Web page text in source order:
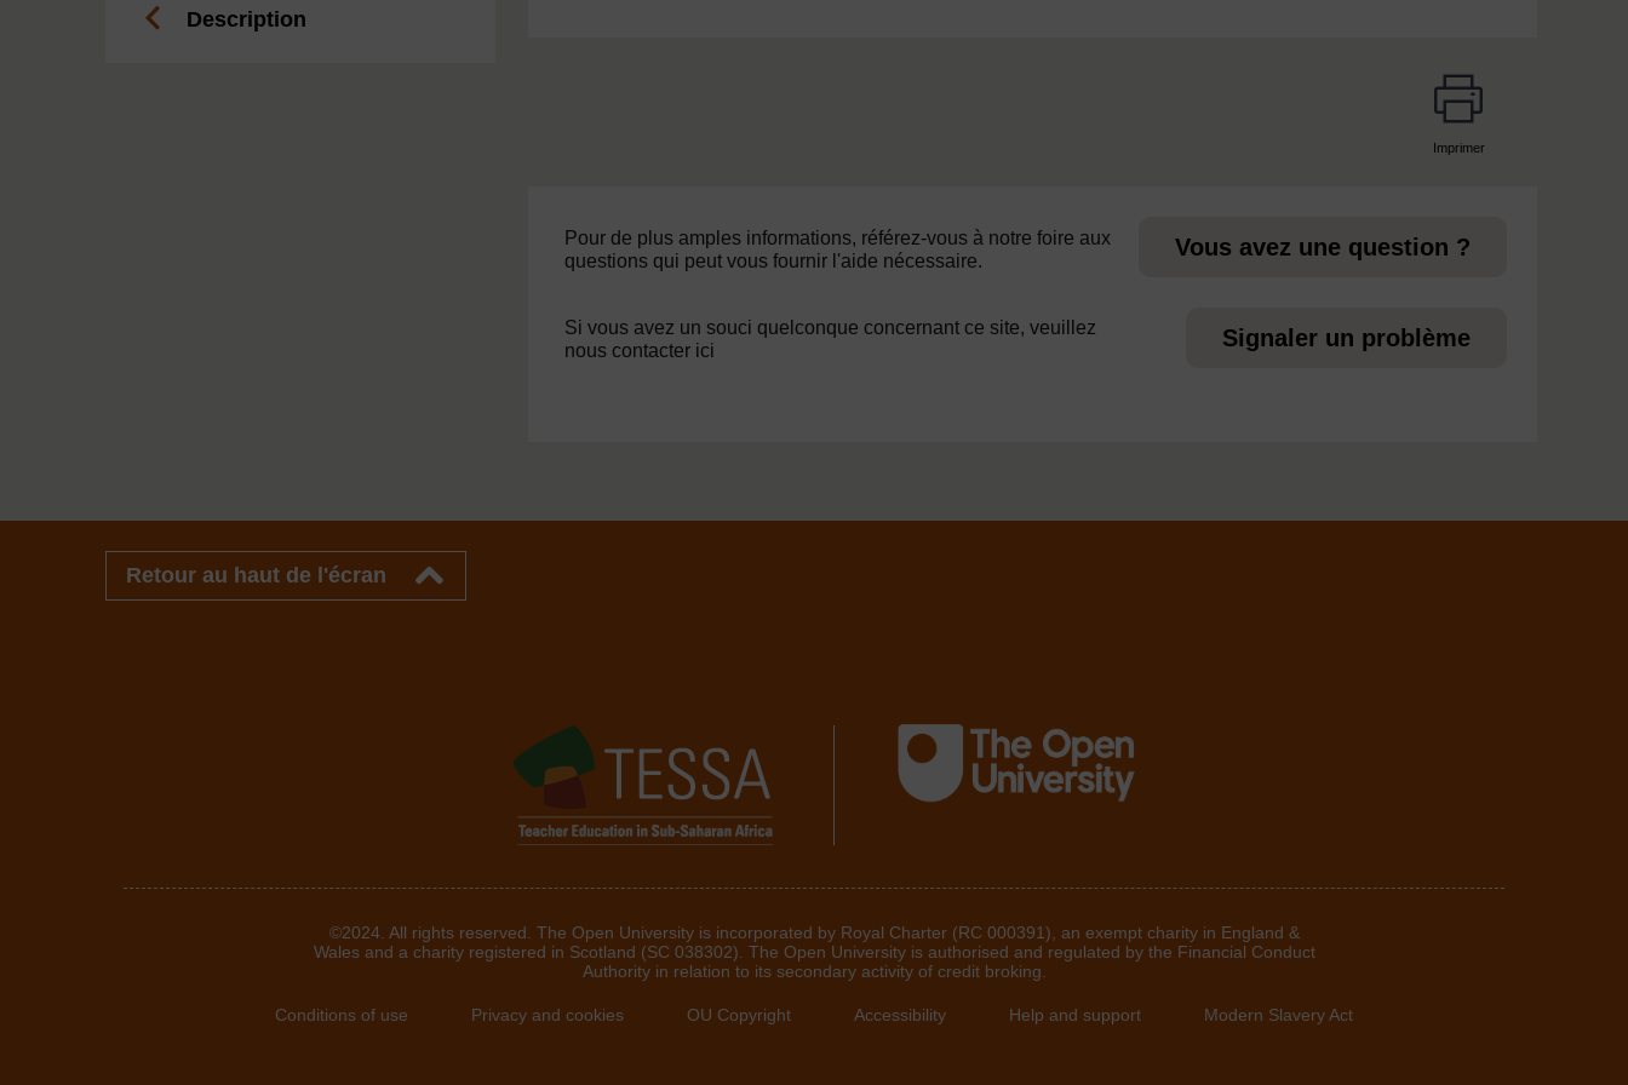
Description
Imprimer
Pour de plus amples informations, référez-vous à notre foire aux
questions qui peut vous fournir l'aide nécessaire.
Vous avez une question ?
Si vous avez un souci quelconque concernant ce site, veuillez
nous contacter ici
Signaler un problème
Retour au haut de l'écran
©2024. All rights reserved. The Open University is incorporated by Royal Charter (RC 000391), an exempt charity in England &
Wales and a charity registered in Scotland (SC 038302). The Open University is authorised and regulated by the Financial Conduct
Authority in relation to its secondary activity of credit broking.
Conditions of use Privacy and cookies OU Copyright Accessibility Help and support Modern Slavery Act